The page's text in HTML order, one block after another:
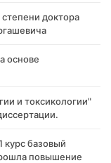
доктора
основе
и токсикологии"
курс базовый
повышение